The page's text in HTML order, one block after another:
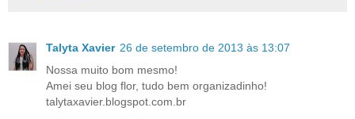
Talyta Xavier 26 de setembro de 2013 às 13:07
Nossa muito bom mesmo!
Amei seu blog flor, tudo bem organizadinho!
talytaxavier.blogspot.com.br